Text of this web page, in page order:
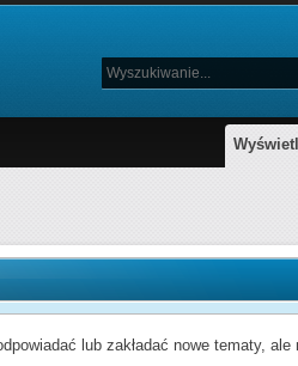
lub zakładać nowe tematy,